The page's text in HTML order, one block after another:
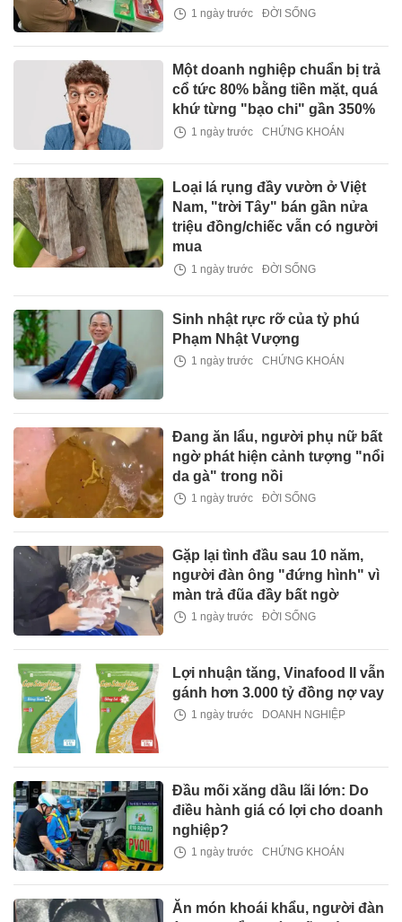
1 ngày trước ĐỜI SỐNG
Một doanh nghiệp chuẩn bị trả
cổ tức 80% bằng tiền mặt, quá
khứ từng "bạo chi" gần 350%
1 ngày trước CHỨNG KHOÁN
Loại lá rụng đầy vườn ở Việt
Nam, "trời Tây" bán gần nửa
triệu đồng/chiếc vẫn có người
mua
1 ngày trước ĐỜI SỐNG
Sinh nhật rực rỡ của tỷ phú
Phạm Nhật Vượng
1 ngày trước CHỨNG KHOÁN
Đang ăn lẩu, người phụ nữ bất
ngờ phát hiện cảnh tượng "nổi
da gà" trong nồi
1 ngày trước ĐỜI SỐNG
Gặp lại tình đầu sau 10 năm,
người đàn ông "đứng hình" vì
màn trả đũa đầy bất ngờ
1 ngày trước ĐỜI SỐNG
Lợi nhuận tăng, Vinafood II vẫn
gánh hơn 3.000 tỷ đồng nợ vay
1 ngày trước DOANH NGHIỆP
Đầu mối xăng dầu lãi lớn: Do
điều hành giá có lợi cho doanh
nghiệp?
1 ngày trước CHỨNG KHOÁN
Ăn món khoái khẩu, người đàn